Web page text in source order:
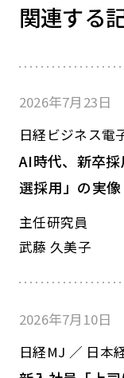
関連する
2026年7月23日
日経ビジネス電
AI時代、新卒
選採用」の実像
主任研究員
武藤 久美子
2026年7月10日
日経MJ ／ 日本